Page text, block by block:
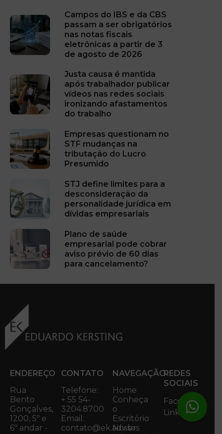
Campos do IBS e da CBS
passam a ser obrigatórios
nas notas fiscais
eletrônicas a partir de 3
de agosto de 2026
Justa causa é mantida
após trabalhador publicar
vídeos nas redes sociais
ironizando afastamentos
do trabalho
Empresas questionam no
STF mudanças na
tributação do Lucro
Presumido
STJ define limites para a
desconsideração da
personalidade jurídica em
dívidas empresariais
Plano de saúde
empresarial pode cobrar
aviso prévio de 60 dias
para cancelamento?
ENDEREÇO
Rua
Bento
Gonçalves,
1200, 5º e
6º andar -
CONTATO
Telefone:
+ 55 54-
3204.8700
Email:
contato@ek.adv.br
NAVEGAÇÃO
Home
Conheça
o
Escritório
Nossos
REDES
SOCIAIS
Facebook
Linkedin